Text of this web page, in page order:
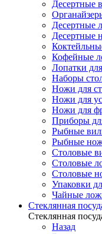
Десертные
Десертные
Десертные
Кофейные
Лопатки
Наборы
Ножи для
Ножи для
Ножи для
Приборы
Рыбные
Рыбные
Столовые
Столовые
Столовые
Упаковки
Чайные
Стеклянная
Стеклянная
Назад